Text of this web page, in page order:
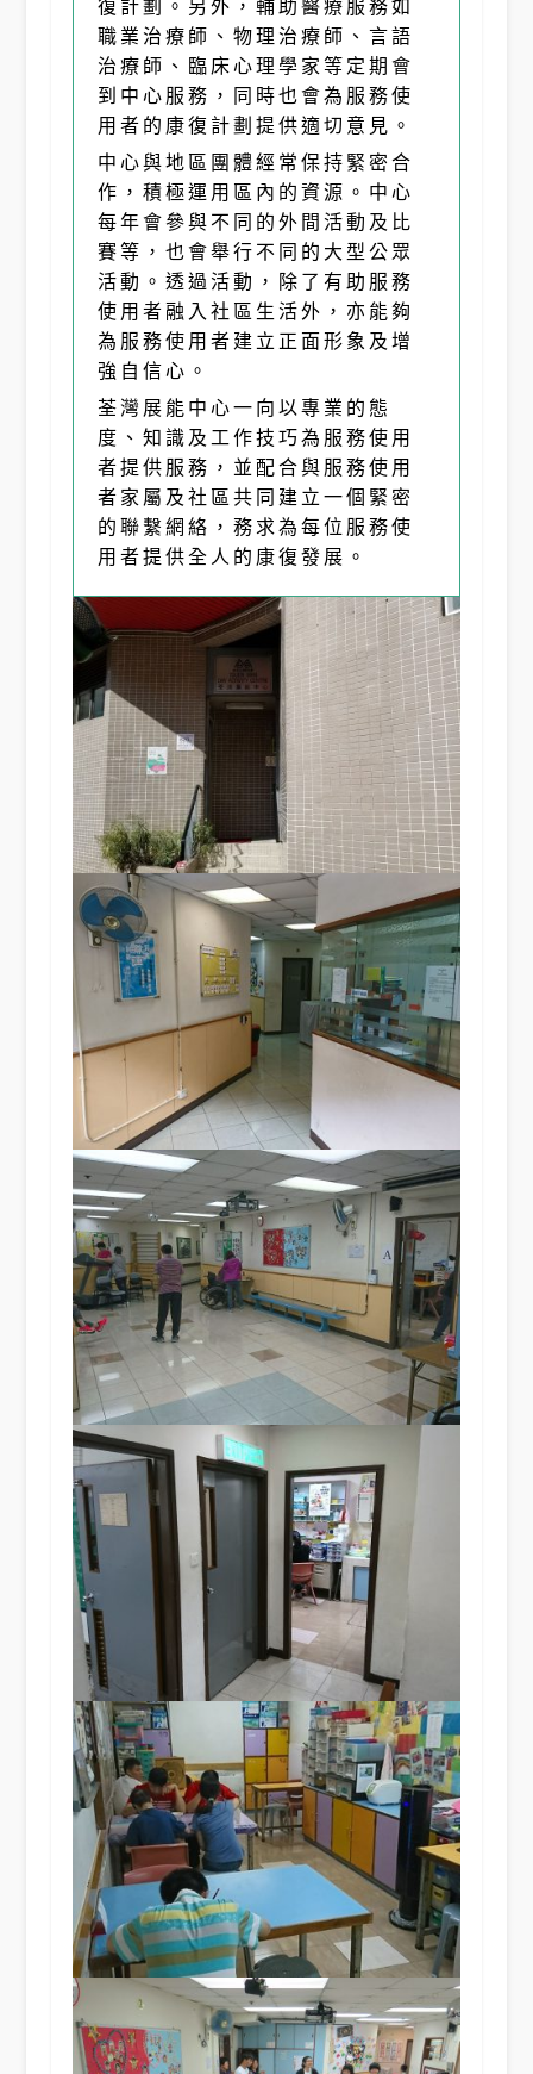
復計劃。另外，輔助醫療服務如
職業治療師、物理治療師、言語
治療師、臨床心理學家等定期會
到中心服務，同時也會為服務使
用者的康復計劃提供適切意見。
中心與地區團體經常保持緊密合
作，積極運用區內的資源。中心
每年會參與不同的外間活動及比
賽等，也會舉行不同的大型公眾
活動。透過活動，除了有助服務
使用者融入社區生活外，亦能夠
為服務使用者建立正面形象及增
強自信心。
荃灣展能中心一向以專業的態
度、知識及工作技巧為服務使用
者提供服務，並配合與服務使用
者家屬及社區共同建立一個緊密
的聯繫網絡，務求為每位服務使
用者提供全人的康復發展。